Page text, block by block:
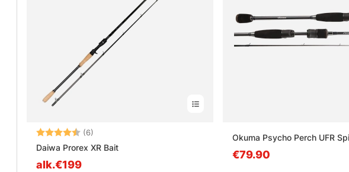
Arvio: (6)
Daiwa Prorex XR Bait
alk.€199
Okuma Psycho Perch UFR
€79.90